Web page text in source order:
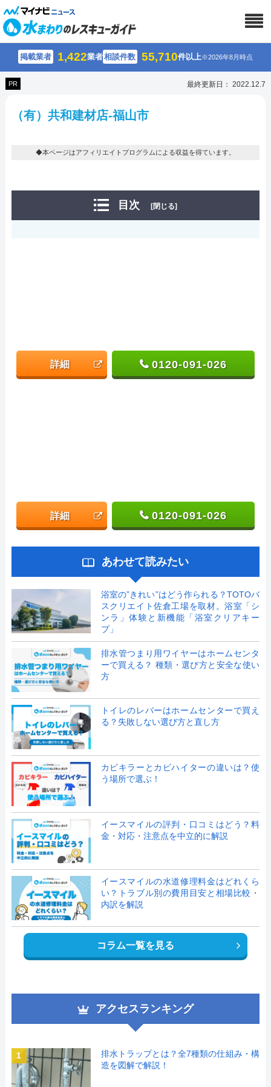
掲載業者 1,422業者相談件数 55,710件以上※2026年8月時点
PR 最終更新日： 2022.12.7
（有）共和建材店-福山市
◆本ページはアフィリエイトプログラムによる収益を得ています。
目次 [閉じる]
詳細 0120-091-026
詳細 0120-091-026
あわせて読みたい
浴室の”きれい”はどう作られる？TOTOバ
スクリエイト佐倉工場を取材。浴室「シ
ンラ」体験と新機能「浴室クリアキー
プ」
排水管つまり用ワイヤーはホームセンタ
ーで買える？ 種類・選び方と安全な使い
方
トイレのレバーはホームセンターで買え
る？失敗しない選び方と直し方
カビキラーとカビハイターの違いは？使
う場所で選ぶ！
イースマイルの評判・口コミはどう？料
金・対応・注意点を中立的に解説
イースマイルの水道修理料金はどれくら
い？トラブル別の費用目安と相場比較・
内訳を解説
コラム一覧を見る
アクセスランキング
1
排水トラップとは？全7種類の仕組み・構
造を図解で解説！